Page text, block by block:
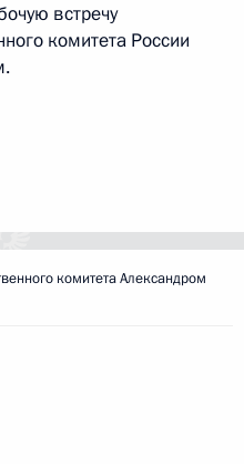
встречу
комитета России
комитета Александром